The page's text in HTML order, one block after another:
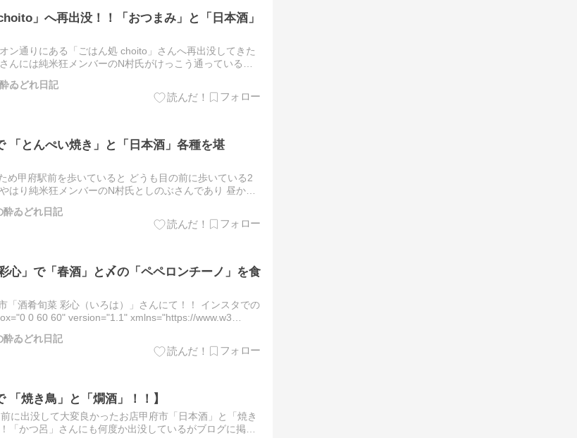
」へ再出没！！「おつまみ」と「日本酒」
ン通りにある「ごはん処 choito」さんへ再出没してきた
には純米狂メンバーのN村氏がけっこう通っているよ
ゐどれ日記
「とんぺい焼き」と「日本酒」各種を堪
め甲府駅前を歩いていると どうも目の前に歩いている2
はり純米狂メンバーのN村氏としのぶさんであり 昼から
ゐどれ日記
心」で「春酒」と〆の「ペペロンチーノ」を食
「酒肴旬菜 彩心（いろは）」さんにて！！ インスタでの
0 60 60" version="1.1" xmlns="https://www.w3…
ゐどれ日記
「焼き鳥」と「燗酒」！！】
に出没して大変良かったお店甲府市「日本酒」と「焼き
「かつ呂」さんにも何度か出没しているがブログに掲載